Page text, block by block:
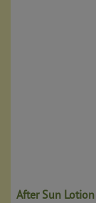
After Sun Lotion